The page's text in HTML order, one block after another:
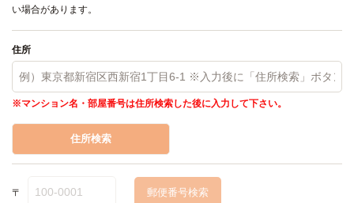
い場合があります。
住所
※マンション名・部屋番号は住所検索した後に入力して下さい。
住所検索
〒